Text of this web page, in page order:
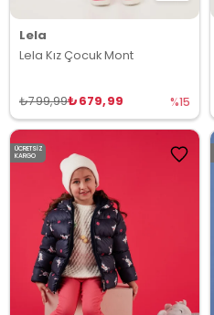
Lela
Lela Kız Çocuk Mont
₺679,99
₺799,99 %15
ÜCRETSIZ
KARGO